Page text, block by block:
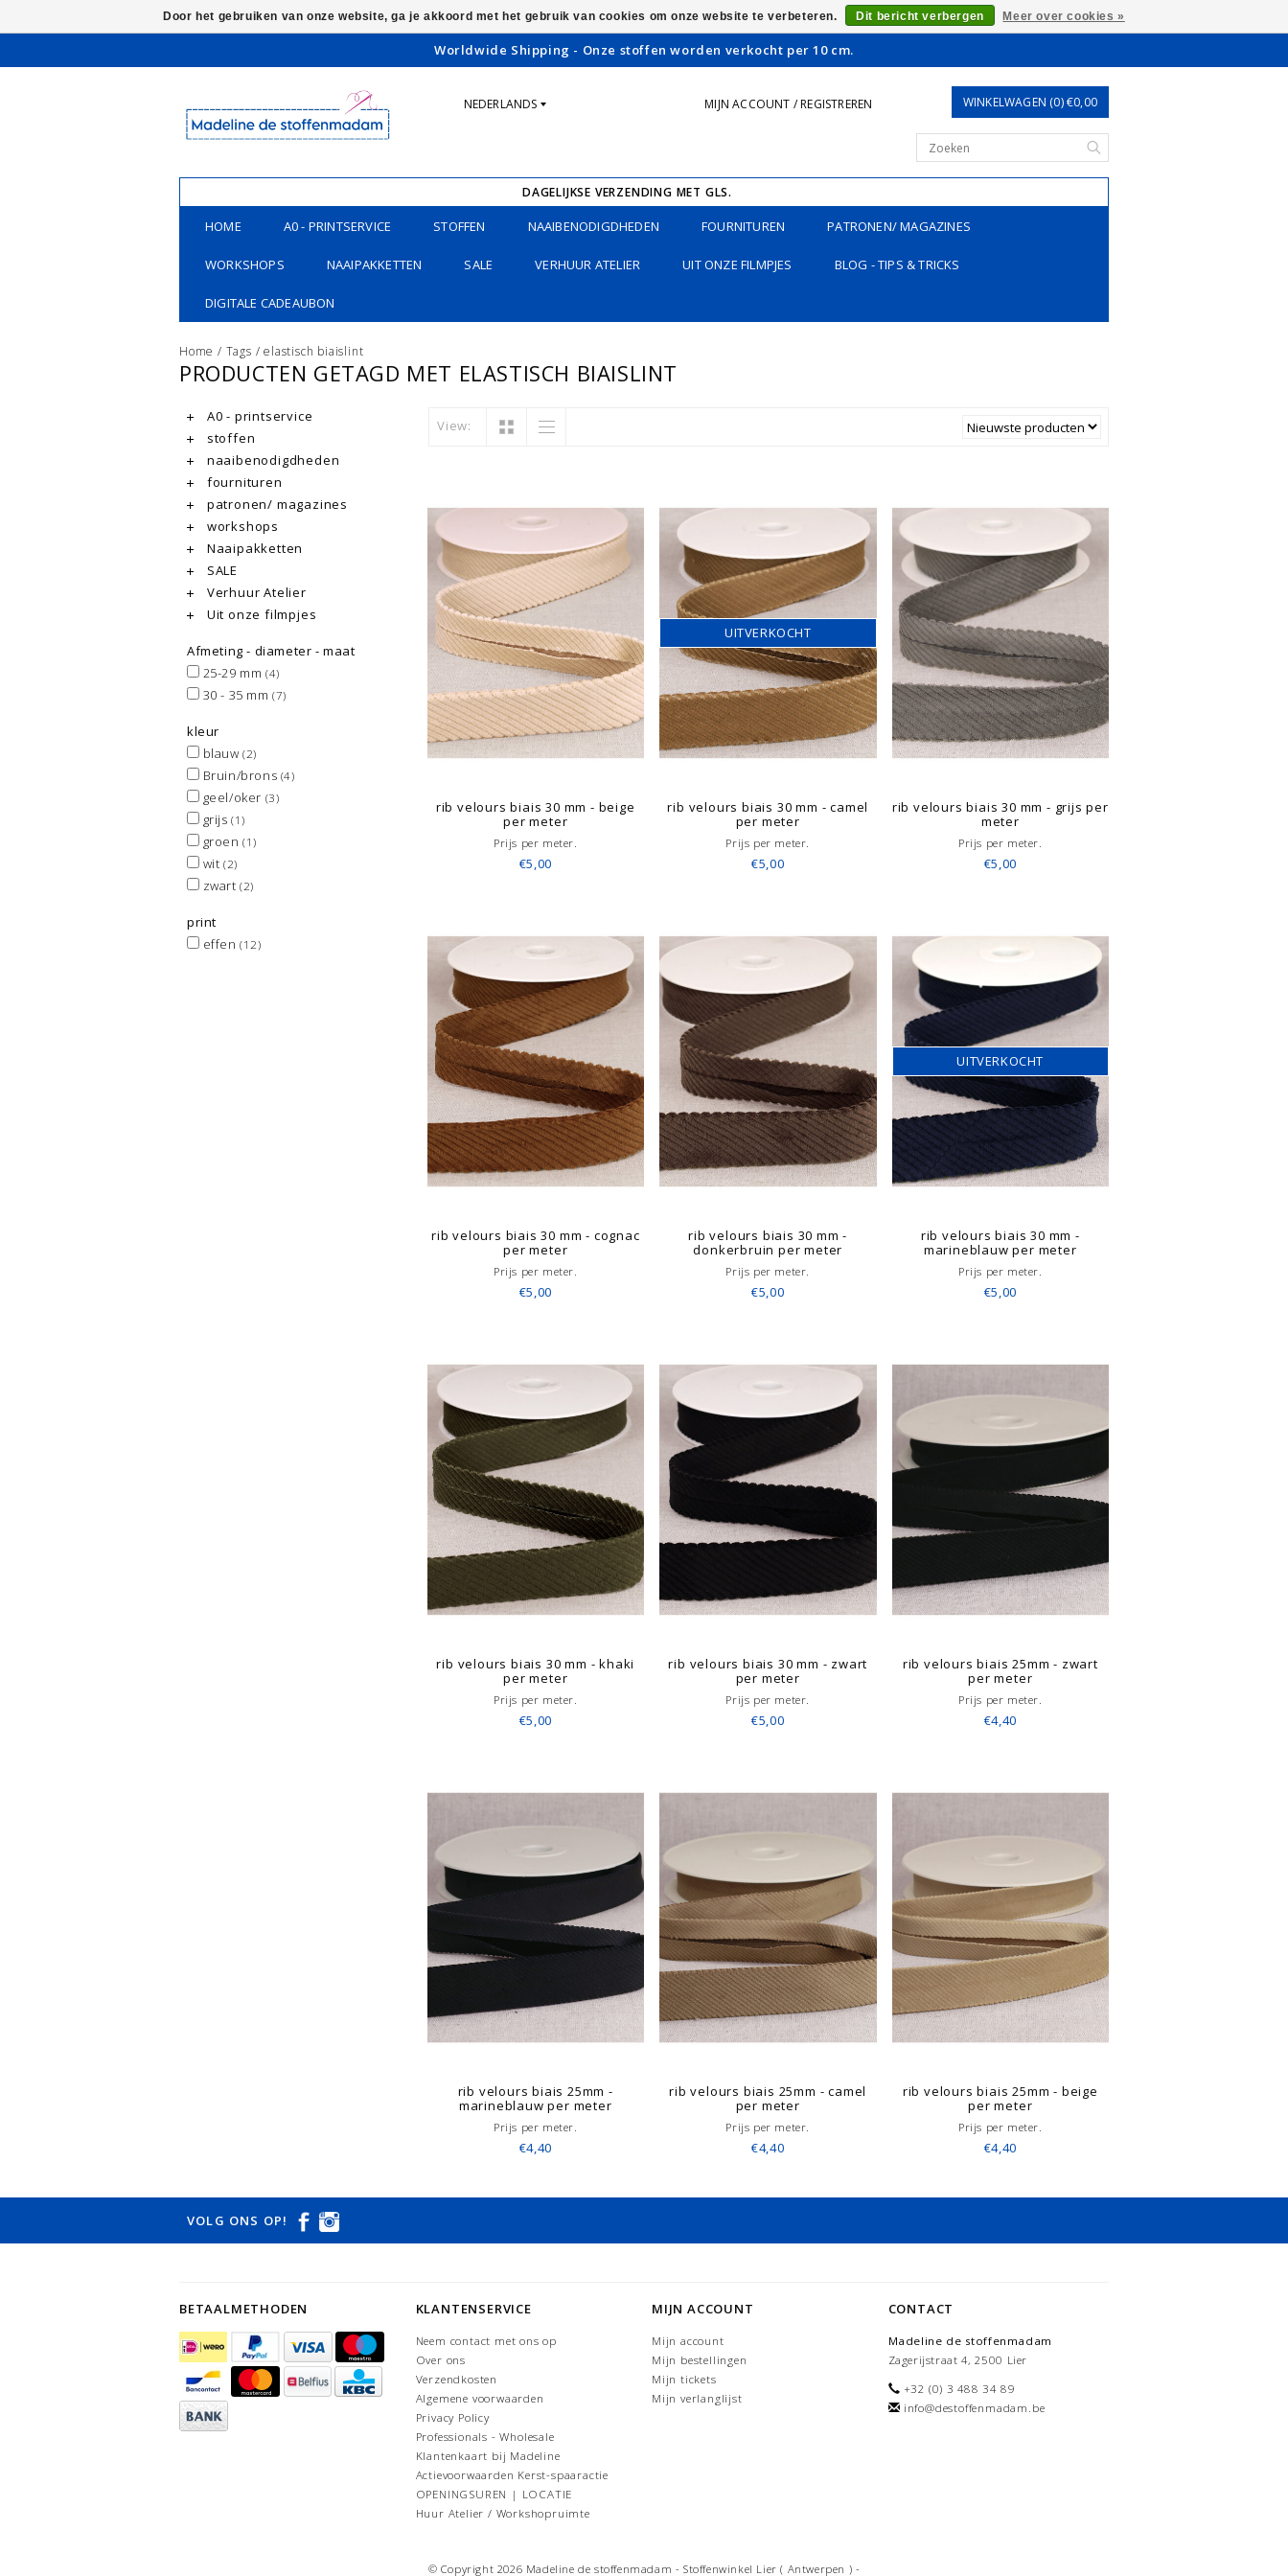
Worldwide Shipping - Onze stoffen worden verkocht per 10 cm.
NEDERLANDS MIJN ACCOUNT / REGISTREREN WINKELWAGEN (0) €0,00
DAGELIJKSE VERZENDING MET GLS.
HOME A0 - PRINTSERVICE STOFFEN NAAIBENODIGDHEDEN FOURNITUREN PATRONEN/ MAGAZINES
WORKSHOPS NAAIPAKKETTEN SALE VERHUUR ATELIER UIT ONZE FILMPJES BLOG - TIPS & TRICKS
DIGITALE CADEAUBON
Home / Tags /elastisch biaislint
PRODUCTEN GETAGD MET ELASTISCH BIAISLINT
A0 - printservice
stoffen
naaibenodigdheden
fournituren
patronen/ magazines
workshops
Naaipakketten
SALE
Verhuur Atelier
Uit onze filmpjes
Afmeting - diameter - maat
25-29 mm (4)
30 - 35 mm(7)
kleur
blauw(2)
Bruin/brons (4)
geel/oker (3)
grijs(1)
groen(1)
wit (2)
zwart(2)
print
effen(12)
View:
rib velours biais 30 mm - beige
per meter
Prijs per meter.
€5,00
UITVERKOCHT
rib velours biais 30 mm - camel
per meter
Prijs per meter.
€5,00
rib velours biais 30 mm - grijs per
meter
Prijs per meter.
€5,00
rib velours biais 30 mm - cognac
per meter
Prijs per meter.
€5,00
rib velours biais 30 mm -
donkerbruin per meter
Prijs per meter.
€5,00
UITVERKOCHT
rib velours biais 30 mm -
marineblauw per meter
Prijs per meter.
€5,00
rib velours biais 30 mm - khaki
per meter
Prijs per meter.
€5,00
rib velours biais 30 mm - zwart
per meter
Prijs per meter.
€5,00
rib velours biais 25mm - zwart
per meter
Prijs per meter.
€4,40
rib velours biais 25mm -
marineblauw per meter
Prijs per meter.
€4,40
rib velours biais 25mm - camel
per meter
Prijs per meter.
€4,40
rib velours biais 25mm - beige
per meter
Prijs per meter.
€4,40
VOLG ONS OP!
BETAALMETHODEN KLANTENSERVICE
Neem contact met ons op
Over ons
Verzendkosten
Algemene voorwaarden
Privacy Policy
Professionals - Wholesale
Klantenkaart bij Madeline
Actievoorwaarden Kerst-spaaractie
OPENINGSUREN | LOCATIE
Huur Atelier / Workshopruimte
MIJN ACCOUNT
Mijn account
Mijn bestellingen
Mijn tickets
Mijn verlanglijst
CONTACT
Madeline de stoffenmadam
Zagerijstraat 4, 2500 Lier
+32 (0) 3 488 34 89
info@destoffenmadam.be
© Copyright 2026 Madeline de stoffenmadam - Stoffenwinkel Lier ( Antwerpen ) -
Door het gebruiken van onze website, ga je akkoord met het gebruik van cookies om onze website te verbeteren. Dit bericht verbergen Meer over cookies »